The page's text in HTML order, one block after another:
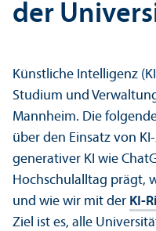
der
Künstliche Intelligenz
Studium und
Mannheim. Die
über den Einsatz von
generativer KI wie
Hochschul­alltag prägt,
und wie wir mit der KI-
Ziel ist es, alle